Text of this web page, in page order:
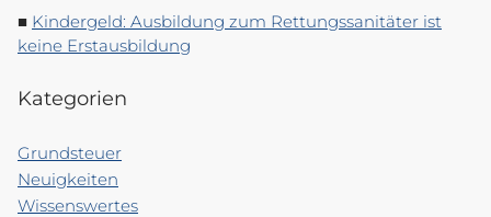
Kindergeld: Ausbildung zum Rettungssanitäter ist
keine Erstausbildung
Kategorien
Grundsteuer
Neuigkeiten
Wissenswertes